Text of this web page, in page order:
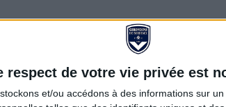
respect de votre vie privée est
stockons et/ou accédons à des informations sur